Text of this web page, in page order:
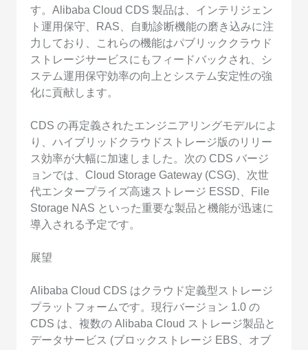
す。Alibaba Cloud CDS 製品は、インテリジェン
ト運用保守、RAS、自動診断機能の磨き込みに注
力しており、これらの機能はパブリッククラウド
ストレージサービスにもフィードバックされ、シ
ステム運用保守効率の向上とシステム安定性の強
化に貢献します。
CDS の再定義されたエンジニアリングモデルによ
り、ハイブリッドクラウドストレージ版のリリー
ス効率が大幅に加速しました。次の CDS バージ
ョンでは、Cloud Storage Gateway (CSG)、次世
代エンタープライズ高速ストレージ ESSD、File
Storage NAS といった重要な製品と機能が迅速に
導入される予定です。
展望
Alibaba Cloud CDS はクラウド定義型ストレージ
プラットフォームです。現行バージョン 1.0 の
CDS は、複数の Alibaba Cloud ストレージ製品と
データサービス (ブロックストレージ EBS、オブ